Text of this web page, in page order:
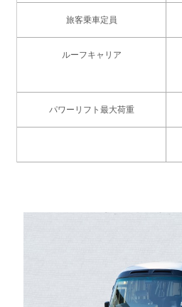
旅客乗車定員
ルーフキャリア
パワーリフト最大荷重